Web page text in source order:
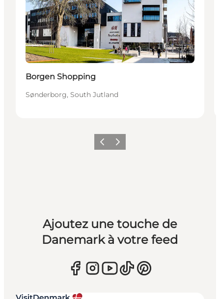
Borgen Shopping
Sønderborg, South Jutland
PrécédentSuivant
Ajoutez une touche de
Danemark à votre feed